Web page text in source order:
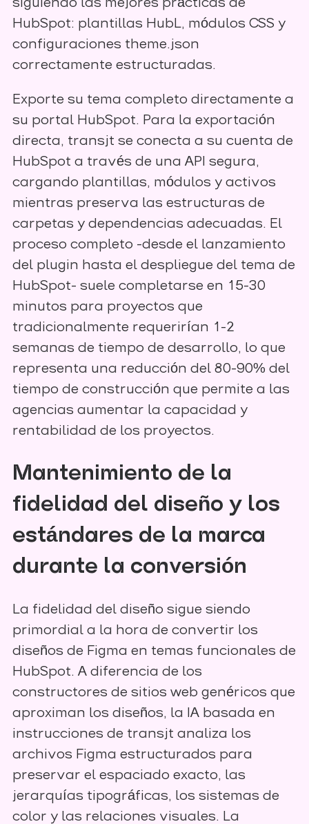
siguiendo las mejores prácticas de
HubSpot: plantillas HubL, módulos CSS y
configuraciones theme.json
correctamente estructuradas.
Exporte su tema completo directamente a
su portal HubSpot. Para la exportación
directa, transjt se conecta a su cuenta de
HubSpot a través de una API segura,
cargando plantillas, módulos y activos
mientras preserva las estructuras de
carpetas y dependencias adecuadas. El
proceso completo -desde el lanzamiento
del plugin hasta el despliegue del tema de
HubSpot- suele completarse en 15-30
minutos para proyectos que
tradicionalmente requerirían 1-2
semanas de tiempo de desarrollo, lo que
representa una reducción del 80-90% del
tiempo de construcción que permite a las
agencias aumentar la capacidad y
rentabilidad de los proyectos.
Mantenimiento de la
fidelidad del diseño y los
estándares de la marca
durante la conversión
La fidelidad del diseño sigue siendo
primordial a la hora de convertir los
diseños de Figma en temas funcionales de
HubSpot. A diferencia de los
constructores de sitios web genéricos que
aproximan los diseños, la IA basada en
instrucciones de transjt analiza los
archivos Figma estructurados para
preservar el espaciado exacto, las
jerarquías tipográficas, los sistemas de
color y las relaciones visuales. La